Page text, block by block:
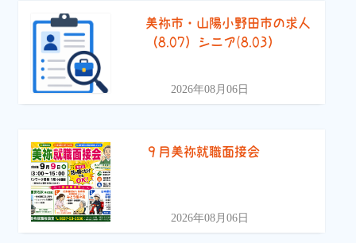
美祢市・山陽小野田市の求人
（8.07）シニア(8.03）
2026年08月06日
９月美祢就職面接会
2026年08月06日